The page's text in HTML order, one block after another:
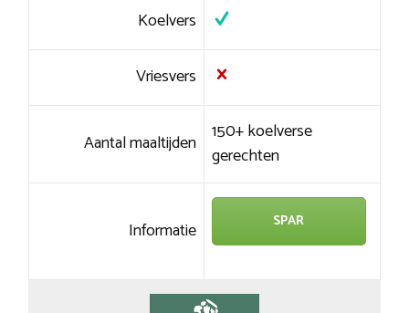
Koelvers
Vriesvers
Aantal maaltijden 150+ koelverse
gerechten
Informatie SPAR